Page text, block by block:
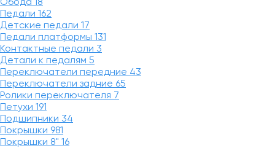
Обода 18
Педали 162
Детские педали 17
Педали платформы 131
Контактные педали 3
Детали к педалям 5
Переключатели передние 43
Переключатели задние 65
Ролики переключателя 7
Петухи 191
Подшипники 34
Покрышки 981
Покрышки 8" 16